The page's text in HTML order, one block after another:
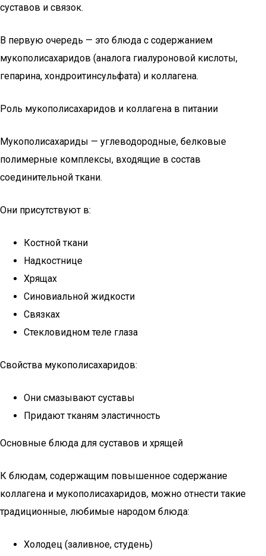
суставов и связок.
В первую очередь — это блюда с содержанием
мукополисахаридов (аналога гиалуроновой кислоты,
гепарина, хондроитинсульфата) и коллагена.
Роль мукополисахаридов и коллагена в питании
Мукополисахариды — углеводородные, белковые
полимерные комплексы, входящие в состав
соединительной ткани.
Они присутствуют в:
Костной ткани
Надкостнице
Хрящах
Синовиальной жидкости
Связках
Стекловидном теле глаза
Свойства мукополисахаридов:
Они смазывают суставы
Придают тканям эластичность
Основные блюда для суставов и хрящей
К блюдам, содержащим повышенное содержание
коллагена и мукополисахаридов, можно отнести такие
традиционные, любимые народом блюда:
Холодец (заливное, студень)